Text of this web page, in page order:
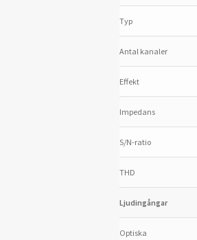
Typ
Antal kanaler
Effekt
Impedans
S/N-ratio
THD
Ljudingångar
Optiska